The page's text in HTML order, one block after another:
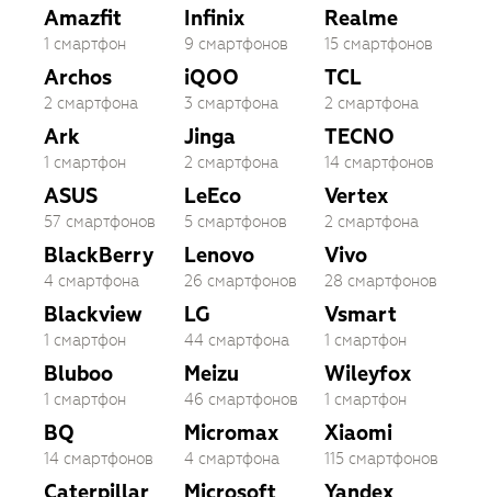
Amazfit
1 смартфон
Archos
2 смартфона
Ark
1 смартфон
ASUS
57 смартфонов
BlackBerry
4 смартфона
Blackview
1 смартфон
Bluboo
1 смартфон
BQ
14 смартфонов
Infinix
9 смартфонов
iQOO
3 смартфона
Jinga
2 смартфона
LeEco
5 смартфонов
Lenovo
26 смартфонов
LG
44 смартфона
Meizu
46 смартфонов
Micromax
4 смартфона
Realme
15 смартфонов
TCL
2 смартфона
TECNO
14 смартфонов
Vertex
2 смартфона
Vivo
28 смартфонов
Vsmart
1 смартфон
Wileyfox
1 смартфон
Xiaomi
115 смартфонов